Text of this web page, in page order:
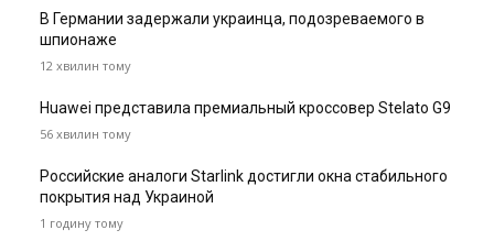
В Германии задержали украинца, подозреваемого в
шпионаже
12 хвилин тому
Huawei представила премиальный кроссовер Stelato G9
56 хвилин тому
Российские аналоги Starlink достигли окна стабильного
покрытия над Украиной
1 годину тому